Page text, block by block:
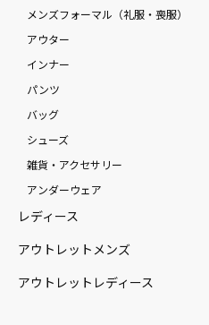
メンズフォーマル（礼服・喪服）
アウター
インナー
パンツ
バッグ
シューズ
雑貨・アクセサリー
アンダーウェア
レディース
アウトレットメンズ
アウトレットレディース